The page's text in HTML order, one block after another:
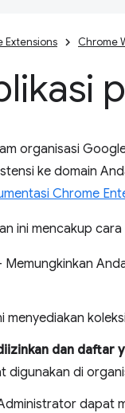
Extensions Chrome
organisasi
ke domain
Chrome
ini mencakup
Memungkinkan
menyediakan
dan daftar
digunakan di
dapat